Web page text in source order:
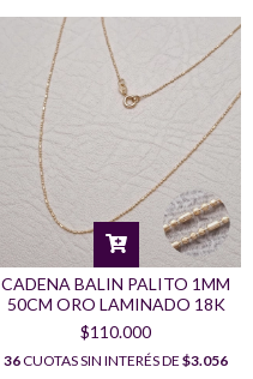
CADENA BALIN PALITO 1MM
50CM ORO LAMINADO 18K
$110.000
36CUOTAS SIN INTERÉS DE $3.056